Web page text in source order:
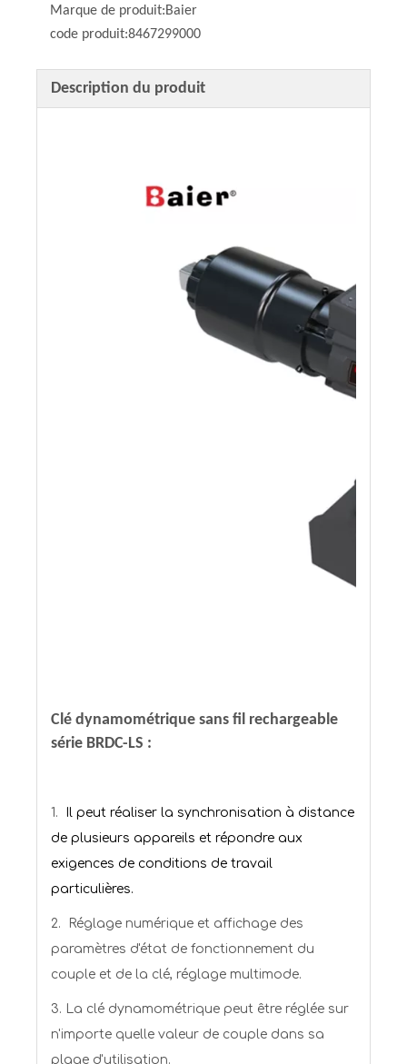
Marque de produit:Baier
code produit:8467299000
Description du produit
Clé dynamométrique sans fil rechargeable
série BRDC-LS :
1.
Il peut réaliser la synchronisation à distance
de plusieurs appareils et répondre aux
exigences de conditions de travail
particulières.
2.
Réglage numérique et affichage des
paramètres d'état de fonctionnement du
couple et de la clé, réglage multimode.
3. La clé dynamométrique peut être réglée sur
n'importe quelle valeur de couple dans sa
plage d'utilisation.